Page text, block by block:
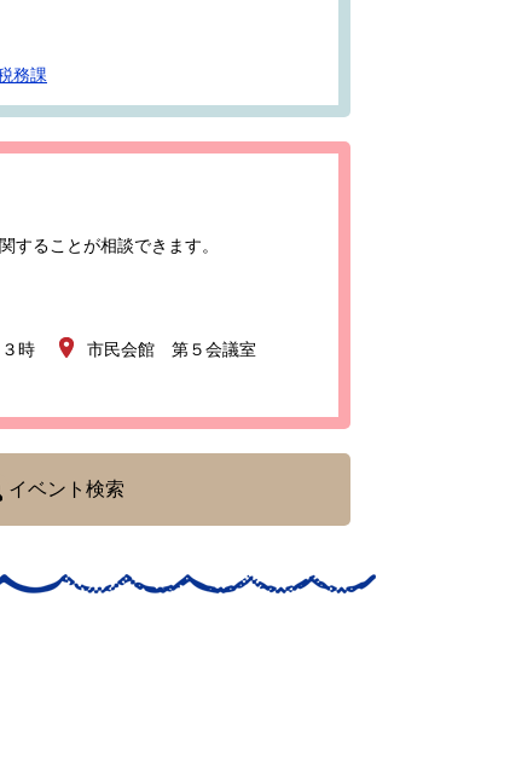
務課
することが相談できます。
時
市民会館 第５会議室
イベント検索